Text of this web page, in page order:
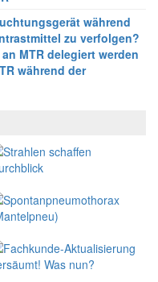
während
zu verfolgen?
MTR delegiert werden
während der